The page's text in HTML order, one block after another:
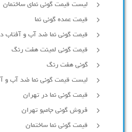
لیست قیمت گونی نمای ساختمان
قیمت عمده گونی نما
قیمت گونی نما ضد آب و آفتاب
قیمت گونی لمینت هفت رنگ
گونی هفت رنگ
لیست قیمت گونی نما ضد آب و
قیمت گونی نما در تهران
فروش گونی جامبو تهران
قیمت گونی نما ساختمان